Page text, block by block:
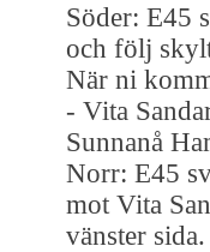
Söder: E45
och följ
När ni
- Vita
Sunnanå
Norr: E45
mot Vita
vänster sida.